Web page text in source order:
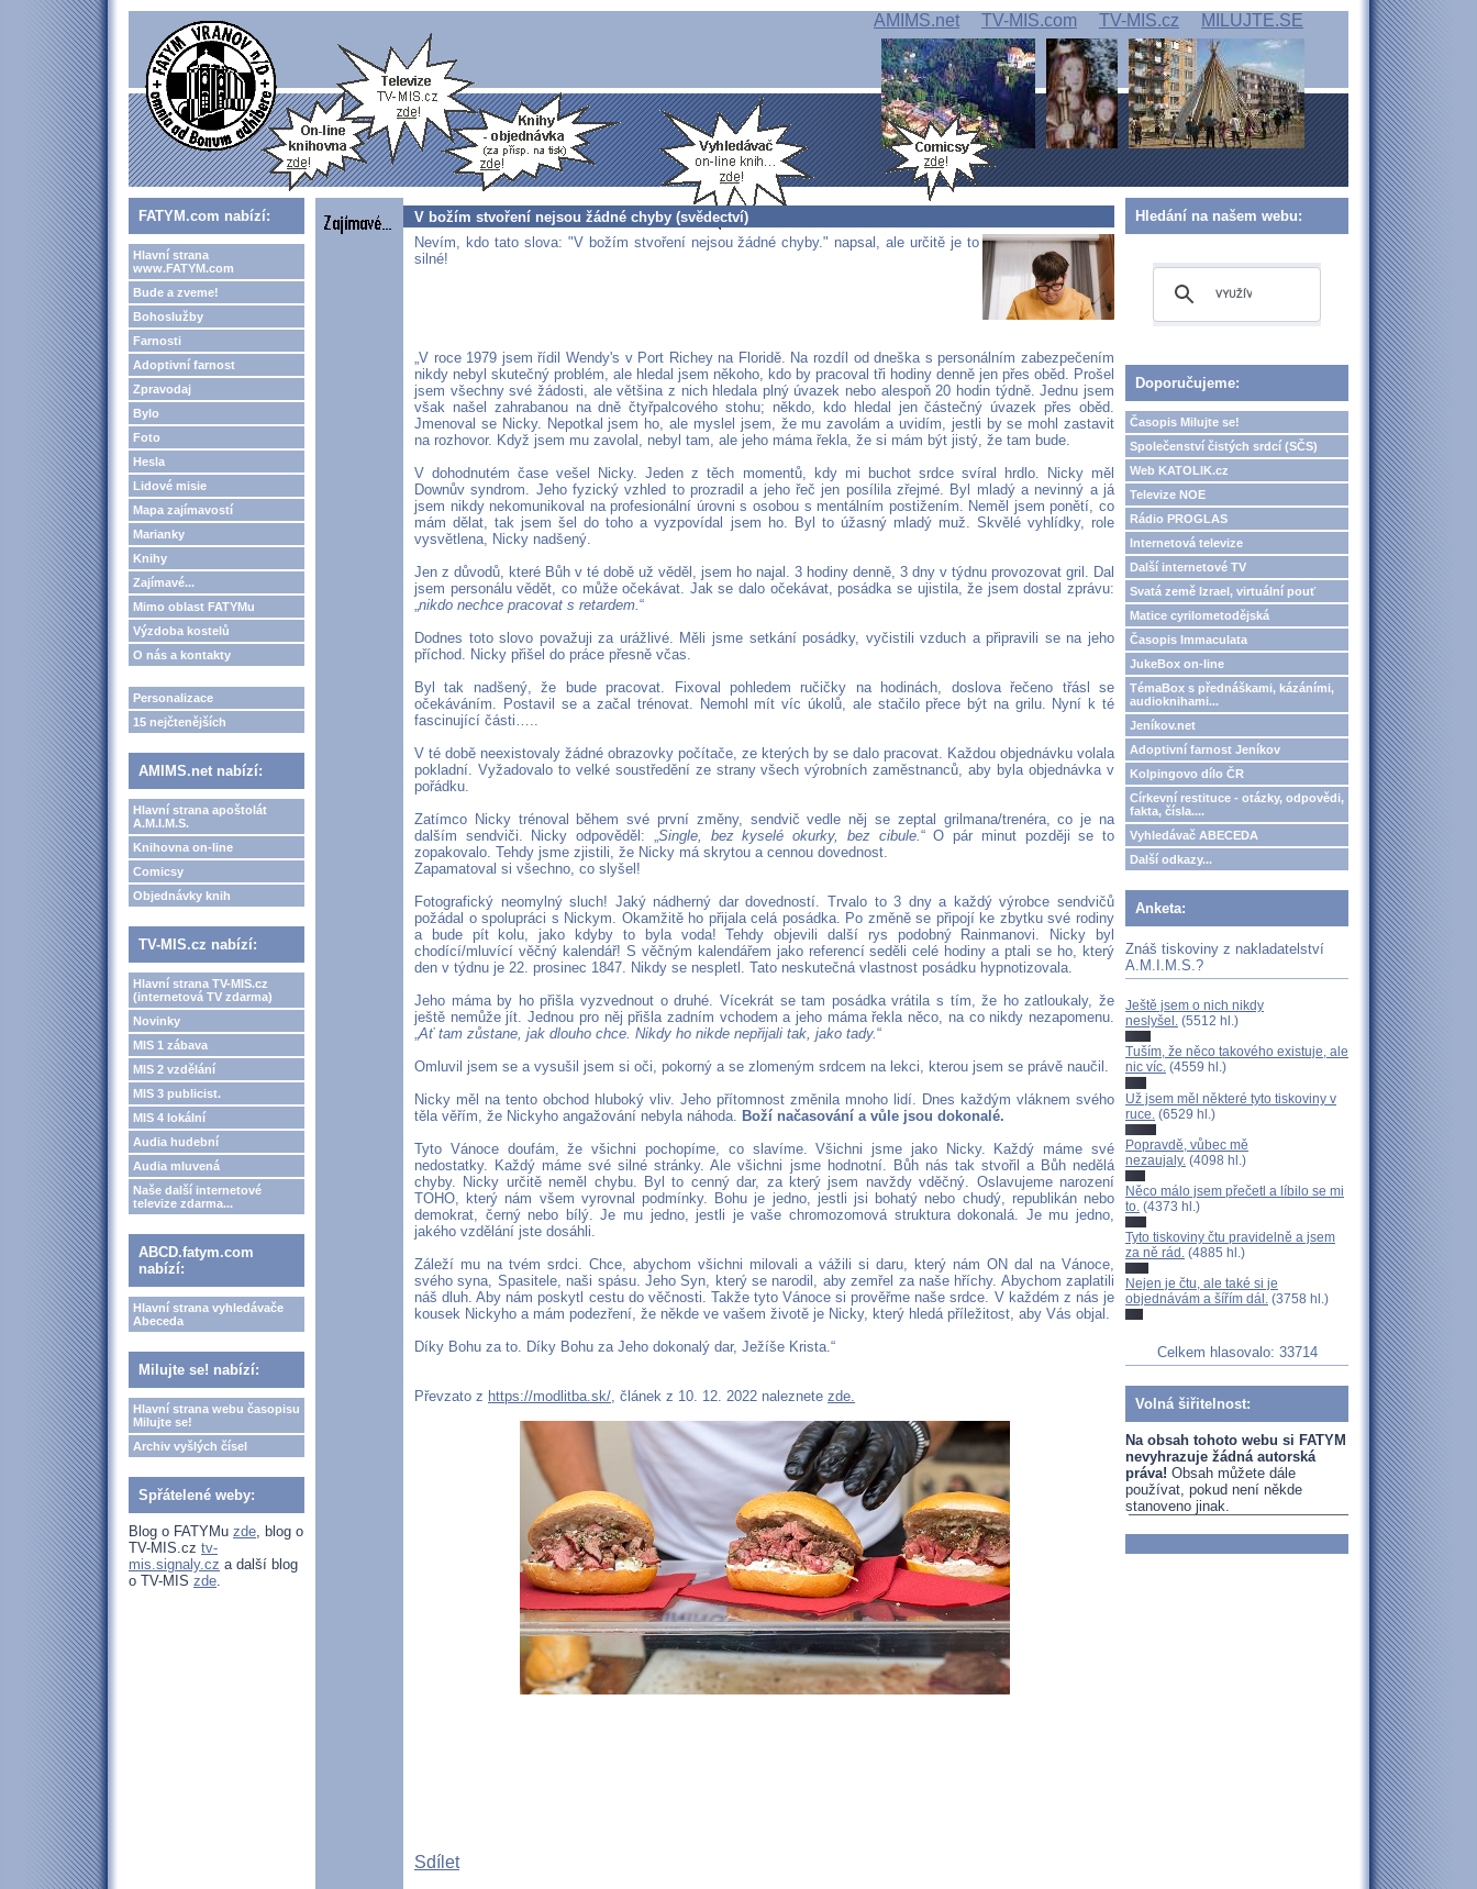
AMIMS.net TV-MIS.com TV-MIS.cz MILUJTE.SE
FATYM.com nabízí:
Hlavní strana
www.FATYM.com
Bude a zveme!
Bohoslužby
Farnosti
Adoptivní farnost
Zpravodaj
Bylo
Foto
Hesla
Lidové misie
Mapa zajímavostí
Marianky
Knihy
Zajímavé...
Mimo oblast FATYMu
Výzdoba kostelů
O nás a kontakty
Personalizace
15 nejčtenějších
AMIMS.net nabízí:
Hlavní strana apoštolát
A.M.I.M.S.
Knihovna on-line
Comicsy
Objednávky knih
TV-MIS.cz nabízí:
Hlavní strana TV-MIS.cz
(internetová TV zdarma)
Novinky
MIS 1 zábava
MIS 2 vzdělání
MIS 3 publicist.
MIS 4 lokální
Audia hudební
Audia mluvená
Naše další internetové
televize zdarma...
ABCD.fatym.com
nabízí:
Hlavní strana vyhledávače
Abeceda
Milujte se! nabízí:
Hlavní strana webu časopisu
Milujte se!
Archiv vyšlých čísel
Spřátelené weby:
Blog o FATYMu zde, blog o
TV-MIS.cz tv-
mis.signaly.cz a další blog
o TV-MIS zde.
V božím stvoření nejsou žádné chyby (svědectví)
Nevím, kdo tato slova: "V božím stvoření nejsou žádné chyby." napsal, ale určitě je to
silné!
„V roce 1979 jsem řídil Wendy's v Port Richey na Floridě. Na rozdíl od dneška s personálním zabezpečením
nikdy nebyl skutečný problém, ale hledal jsem někoho, kdo by pracoval tři hodiny denně jen přes oběd. Prošel
jsem všechny své žádosti, ale většina z nich hledala plný úvazek nebo alespoň 20 hodin týdně. Jednu jsem
však našel zahrabanou na dně čtyřpalcového stohu; někdo, kdo hledal jen částečný úvazek přes oběd.
Jmenoval se Nicky. Nepotkal jsem ho, ale myslel jsem, že mu zavolám a uvidím, jestli by se mohl zastavit
na rozhovor. Když jsem mu zavolal, nebyl tam, ale jeho máma řekla, že si mám být jistý, že tam bude.
V dohodnutém čase vešel Nicky. Jeden z těch momentů, kdy mi buchot srdce svíral hrdlo. Nicky měl
Downův syndrom. Jeho fyzický vzhled to prozradil a jeho řeč jen posílila zřejmé. Byl mladý a nevinný a já
jsem nikdy nekomunikoval na profesionální úrovni s osobou s mentálním postižením. Neměl jsem ponětí, co
mám dělat, tak jsem šel do toho a vyzpovídal jsem ho. Byl to úžasný mladý muž. Skvělé vyhlídky, role
vysvětlena, Nicky nadšený.
Jen z důvodů, které Bůh v té době už věděl, jsem ho najal. 3 hodiny denně, 3 dny v týdnu provozovat gril. Dal
jsem personálu vědět, co může očekávat. Jak se dalo očekávat, posádka se ujistila, že jsem dostal zprávu:
„nikdo nechce pracovat s retardem.“
Dodnes toto slovo považuji za urážlivé. Měli jsme setkání posádky, vyčistili vzduch a připravili se na jeho
příchod. Nicky přišel do práce přesně včas.
Byl tak nadšený, že bude pracovat. Fixoval pohledem ručičky na hodinách, doslova řečeno třásl se
očekáváním. Postavil se a začal trénovat. Nemohl mít víc úkolů, ale stačilo přece být na grilu. Nyní k té
fascinující části…..
V té době neexistovaly žádné obrazovky počítače, ze kterých by se dalo pracovat. Každou objednávku volala
pokladní. Vyžadovalo to velké soustředění ze strany všech výrobních zaměstnanců, aby byla objednávka v
pořádku.
Zatímco Nicky trénoval během své první změny, sendvič vedle něj se zeptal grilmana/trenéra, co je na
dalším sendviči. Nicky odpověděl: „Single, bez kyselé okurky, bez cibule.“ O pár minut později se to
zopakovalo. Tehdy jsme zjistili, že Nicky má skrytou a cennou dovednost.
Zapamatoval si všechno, co slyšel!
Fotografický neomylný sluch! Jaký nádherný dar dovedností. Trvalo to 3 dny a každý výrobce sendvičů
požádal o spolupráci s Nickym. Okamžitě ho přijala celá posádka. Po změně se připojí ke zbytku své rodiny
a bude pít kolu, jako kdyby to byla voda! Tehdy objevili další rys podobný Rainmanovi. Nicky byl
chodící/mluvící věčný kalendář! S věčným kalendářem jako referencí seděli celé hodiny a ptali se ho, který
den v týdnu je 22. prosinec 1847. Nikdy se nespletl. Tato neskutečná vlastnost posádku hypnotizovala.
Jeho máma by ho přišla vyzvednout o druhé. Vícekrát se tam posádka vrátila s tím, že ho zatloukaly, že
ještě nemůže jít. Jednou pro něj přišla zadním vchodem a jeho máma řekla něco, na co nikdy nezapomenu.
„Ať tam zůstane, jak dlouho chce. Nikdy ho nikde nepřijali tak, jako tady.“
Omluvil jsem se a vysušil jsem si oči, pokorný a se zlomeným srdcem na lekci, kterou jsem se právě naučil.
Nicky měl na tento obchod hluboký vliv. Jeho přítomnost změnila mnoho lidí. Dnes každým vláknem svého
těla věřím, že Nickyho angažování nebyla náhoda. Boží načasování a vůle jsou dokonalé.
Tyto Vánoce doufám, že všichni pochopíme, co slavíme. Všichni jsme jako Nicky. Každý máme své
nedostatky. Každý máme své silné stránky. Ale všichni jsme hodnotní. Bůh nás tak stvořil a Bůh nedělá
chyby. Nicky určitě neměl chybu. Byl to cenný dar, za který jsem navždy vděčný. Oslavujeme narození
TOHO, který nám všem vyrovnal podmínky. Bohu je jedno, jestli jsi bohatý nebo chudý, republikán nebo
demokrat, černý nebo bílý. Je mu jedno, jestli je vaše chromozomová struktura dokonalá. Je mu jedno,
jakého vzdělání jste dosáhli.
Záleží mu na tvém srdci. Chce, abychom všichni milovali a vážili si daru, který nám ON dal na Vánoce,
svého syna, Spasitele, naši spásu. Jeho Syn, který se narodil, aby zemřel za naše hříchy. Abychom zaplatili
náš dluh. Aby nám poskytl cestu do věčnosti. Takže tyto Vánoce si prověřme naše srdce. V každém z nás je
kousek Nickyho a mám podezření, že někde ve vašem životě je Nicky, který hledá příležitost, aby Vás objal.
Díky Bohu za to. Díky Bohu za Jeho dokonalý dar, Ježíše Krista.“
Převzato z https://modlitba.sk/, článek z 10. 12. 2022 naleznete zde.
Sdílet
Hledání na našem webu:
Doporučujeme:
Časopis Milujte se!
Společenství čistých srdcí (SČS)
Web KATOLIK.cz
Televize NOE
Rádio PROGLAS
Internetová televize
Další internetové TV
Svatá země Izrael, virtuální pouť
Matice cyrilometodějská
Časopis Immaculata
JukeBox on-line
TémaBox s přednáškami, kázáními,
audioknihami...
Jeníkov.net
Adoptivní farnost Jeníkov
Kolpingovo dílo ČR
Církevní restituce - otázky, odpovědi,
fakta, čísla....
Vyhledávač ABECEDA
Další odkazy...
Anketa:
Znáš tiskoviny z nakladatelství
A.M.I.M.S.?
Ještě jsem o nich nikdy
neslyšel. (5512 hl.)
Tuším, že něco takového existuje, ale
nic víc. (4559 hl.)
Už jsem měl některé tyto tiskoviny v
ruce. (6529 hl.)
Popravdě, vůbec mě
nezaujaly. (4098 hl.)
Něco málo jsem přečetl a líbilo se mi
to. (4373 hl.)
Tyto tiskoviny čtu pravidelně a jsem
za ně rád. (4885 hl.)
Nejen je čtu, ale také si je
objednávám a šířím dál. (3758 hl.)
Celkem hlasovalo: 33714
Volná šiřitelnost:
Na obsah tohoto webu si FATYM
nevyhrazuje žádná autorská
práva! Obsah můžete dále
používat, pokud není někde
stanoveno jinak.